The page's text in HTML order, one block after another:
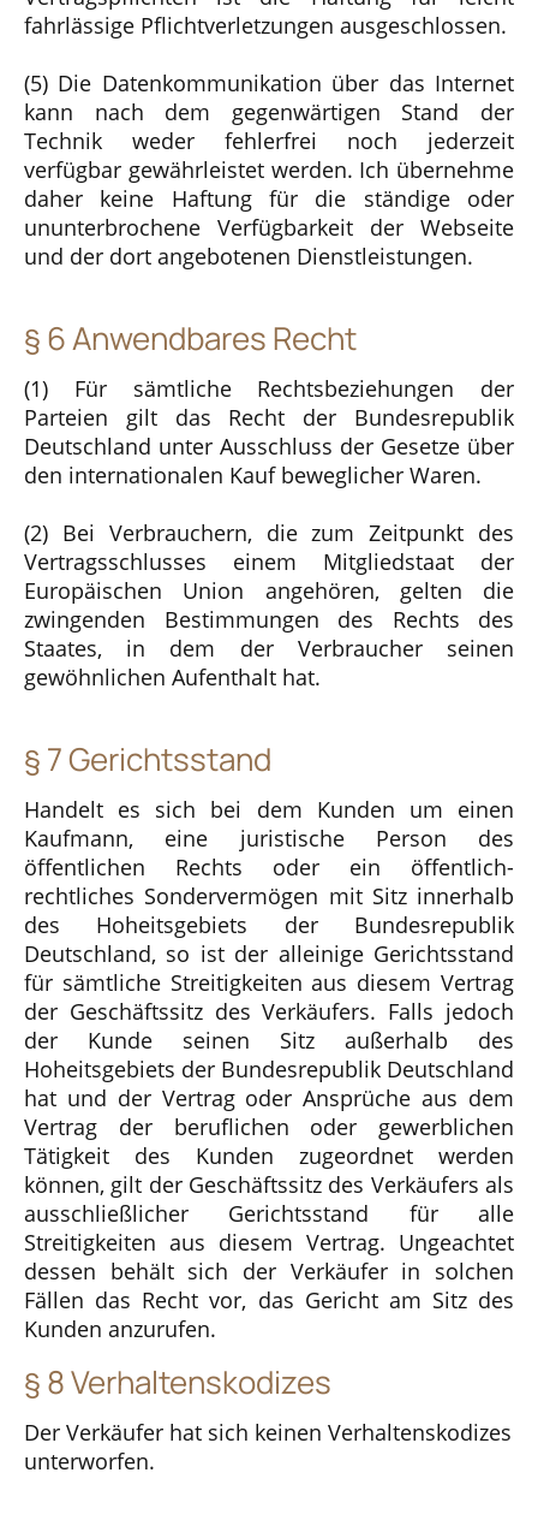
fahrlässige Pflichtverletzungen ausgeschlossen.
(5) Die Datenkommunikation über das Internet
kann nach dem gegenwärtigen Stand der
Technik weder fehlerfrei noch jederzeit
verfügbar gewährleistet werden. Ich übernehme
daher keine Haftung für die ständige oder
ununterbrochene Verfügbarkeit der Webseite
und der dort angebotenen Dienstleistungen.
§ 6 Anwendbares Recht
(1) Für sämtliche Rechtsbeziehungen der
Parteien gilt das Recht der Bundesrepublik
Deutschland unter Ausschluss der Gesetze über
den internationalen Kauf beweglicher Waren.
(2) Bei Verbrauchern, die zum Zeitpunkt des
Vertragsschlusses einem Mitgliedstaat der
Europäischen Union angehören, gelten die
zwingenden Bestimmungen des Rechts des
Staates, in dem der Verbraucher seinen
gewöhnlichen Aufenthalt hat.
Handelt es sich bei dem Kunden um einen
Kaufmann, eine juristische Person des
öffentlichen Rechts oder ein öffentlich-
rechtliches Sondervermögen mit Sitz innerhalb
des Hoheitsgebiets der Bundesrepublik
Deutschland, so ist der alleinige Gerichtsstand
für sämtliche Streitigkeiten aus diesem Vertrag
der Geschäftssitz des Verkäufers. Falls jedoch
der Kunde seinen Sitz außerhalb des
Hoheitsgebiets der Bundesrepublik Deutschland
hat und der Vertrag oder Ansprüche aus dem
Vertrag der beruflichen oder gewerblichen
Tätigkeit des Kunden zugeordnet werden
können, gilt der Geschäftssitz des Verkäufers als
ausschließlicher Gerichtsstand für alle
Streitigkeiten aus diesem Vertrag. Ungeachtet
dessen behält sich der Verkäufer in solchen
Fällen das Recht vor, das Gericht am Sitz des
Kunden anzurufen.
§ 7 Gerichtsstand
§ 8 Verhaltenskodizes
Der Verkäufer hat sich keinen Verhaltenskodizes
unterworfen.